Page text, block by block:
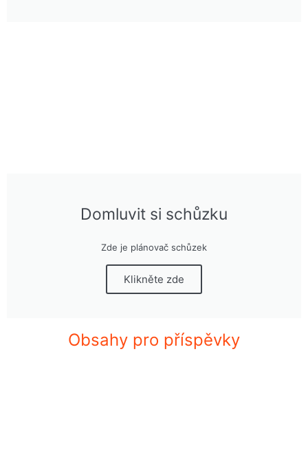
Domluvit si schůzku
Zde je plánovač schůzek
Klikněte zde
Obsahy pro příspěvky